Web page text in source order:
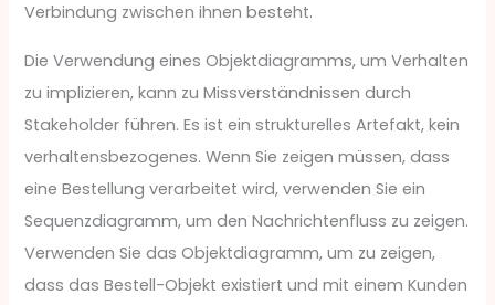
Verbindung zwischen ihnen besteht.
Die Verwendung eines Objektdiagramms, um Verhalten
zu implizieren, kann zu Missverständnissen durch
Stakeholder führen. Es ist ein strukturelles Artefakt, kein
verhaltensbezogenes. Wenn Sie zeigen müssen, dass
eine Bestellung verarbeitet wird, verwenden Sie ein
Sequenzdiagramm, um den Nachrichtenfluss zu zeigen.
Verwenden Sie das Objektdiagramm, um zu zeigen,
dass das Bestell-Objekt existiert und mit einem Kunden